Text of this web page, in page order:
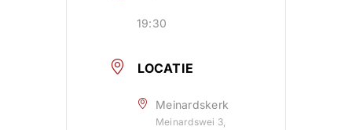
19:30
LOCATIE
Meinardskerk
Meinardswei 3,